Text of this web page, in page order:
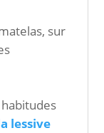
sur
lessive